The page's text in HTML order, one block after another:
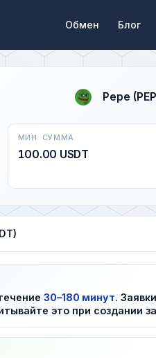
Обмен Блог
Pepe
МИН. СУММА
100.00 USDT
30–180 минут.
это при создании